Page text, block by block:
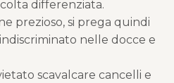
differenziata.
prezioso, si prega quindi
nelle docce e
scavalcare cancelli e